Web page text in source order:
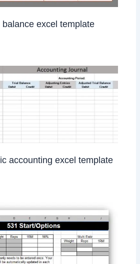
excel template
accounting excel template